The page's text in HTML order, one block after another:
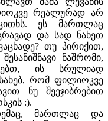
რეალურად არ
ეს მართლაც
და სად ნახეთ
თუ პირიქით,
ნაშრომი,
ის სრულიად
რომ ფილიოკვე
ნუ შეეჯიბრებით
:).
მართლაც და